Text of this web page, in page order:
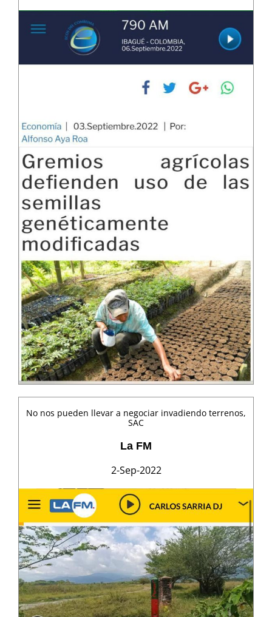
No nos pueden llevar a negociar invadiendo terrenos,
SAC
La FM
2-Sep-2022